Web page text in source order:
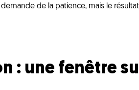
demande de la patience, mais le
: une fenêtre